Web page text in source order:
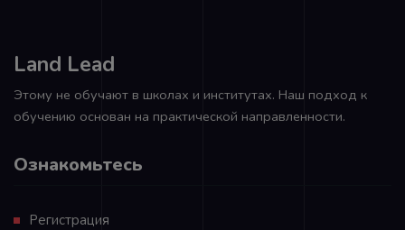
Land Lead
Этому не обучают в школах и институтах. Наш подход к
обучению основан на практической направленности.
Ознакомьтесь
Регистрация